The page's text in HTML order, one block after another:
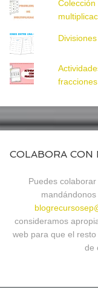
fracciones
COLABORA CON
Puedes
consideramos
web para que el
de